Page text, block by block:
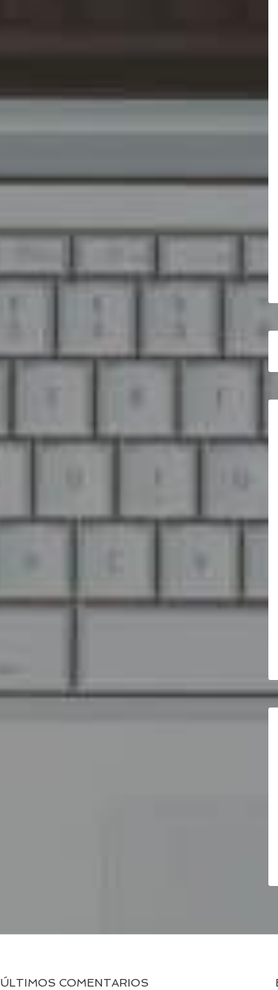
ÚLTIMOS COMENTARIOS